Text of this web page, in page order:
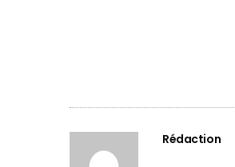
Rédaction